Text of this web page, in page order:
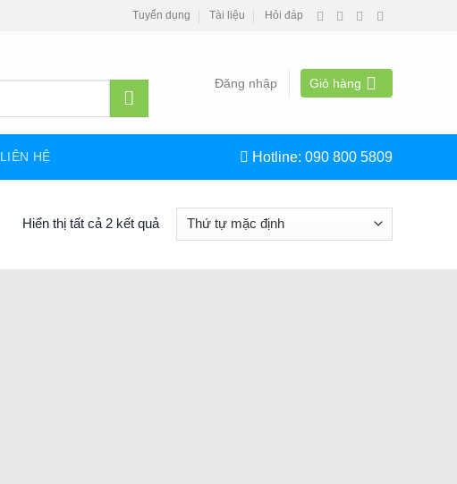
Tuyển dụng Tài liệu Hỏi đáp
Đăng nhập Giỏ hàng
LIÊN HỆ Hotline: 090 800 5809
Hiển thị tất cả 2 kết quả